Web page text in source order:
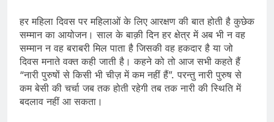
हर महिला दिवस पर महिलाओं के लिए आरक्षण की बात होती है कुछेक
सम्मान का आयोजन। साल के बाक़ी दिन हर क्षेत्र में अब भी न वह
सम्मान न वह बराबरी मिल पाता है जिसकी वह हकदार है या जो
दिवस मनाते वक्त कही जाती है। कहने को तो आज सभी कहते हैं
“नारी पुरुषों से किसी भी चीज़ में कम नहीं हैं”. परन्तु नारी पुरुष से
कम बेसी की चर्चा जब तक होती रहेगी तब तक नारी की स्थिति में
बदलाव नहीं आ सकता।